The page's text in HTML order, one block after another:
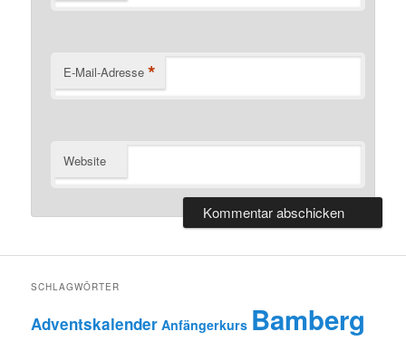
E-Mail-Adresse *
Website
SCHLAGWÖRTER
Adventskalender Anfängerkurs Bamberg